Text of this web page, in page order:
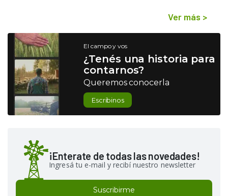
Ver más >
El campo y vos
¿Tenés una historia para
contarnos?
Queremos conocerla
Escribinos
¡Enterate de todas las novedades!
Ingresá tu e-mail y recibí nuestro newsletter
Suscribirme